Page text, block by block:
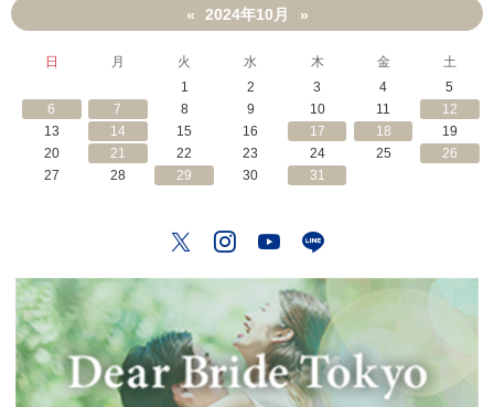
« 2024年10月 »
日 月 火 水 木 金
土
1
2 3 4
5
6
7 8 9 10 11
12
13
14 15 16 17 18
19
20
21 22 23 24 25
26
27
28 29 30 31
TwitterInstagram
YouTube